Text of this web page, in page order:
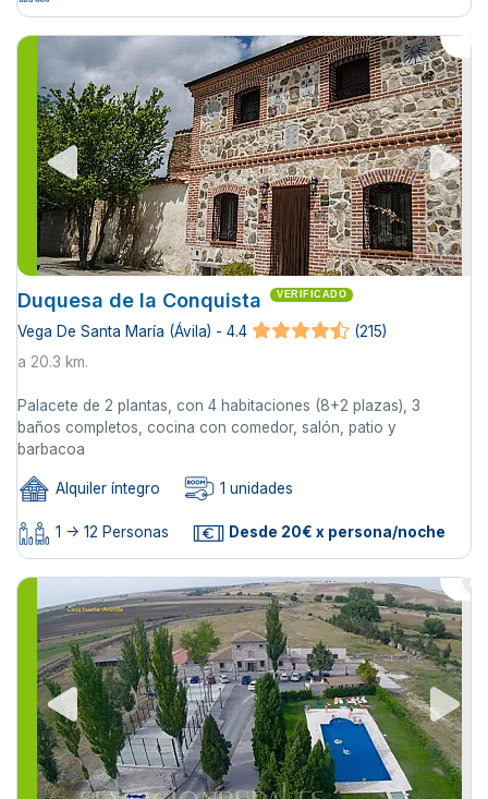
Duquesa de la Conquista VERIFICADO
Vega De Santa María (Ávila) - 4.4
(215)
a 20.3 km.
Palacete de 2 plantas, con 4 habitaciones (8+2 plazas), 3
baños completos, cocina con comedor, salón, patio y
barbacoa
Alquiler íntegro 1 unidades
1 -> 12 Personas Desde 20€ x persona/noche